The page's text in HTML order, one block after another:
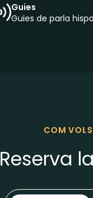
Guies
Guies de parla
COM
Reserva